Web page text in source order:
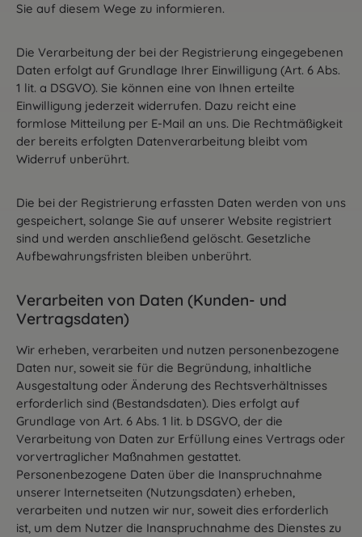
Sie auf diesem Wege zu informieren.
Die Verarbeitung der bei der Registrierung eingegebenen
Daten erfolgt auf Grundlage Ihrer Einwilligung (Art. 6 Abs.
1 lit. a DSGVO). Sie können eine von Ihnen erteilte
Einwilligung jederzeit widerrufen. Dazu reicht eine
formlose Mitteilung per E-Mail an uns. Die Rechtmäßigkeit
der bereits erfolgten Datenverarbeitung bleibt vom
Widerruf unberührt.
Die bei der Registrierung erfassten Daten werden von uns
gespeichert, solange Sie auf unserer Website registriert
sind und werden anschließend gelöscht. Gesetzliche
Aufbewahrungsfristen bleiben unberührt.
Verarbeiten von Daten (Kunden- und
Vertragsdaten)
Wir erheben, verarbeiten und nutzen personenbezogene
Daten nur, soweit sie für die Begründung, inhaltliche
Ausgestaltung oder Änderung des Rechtsverhältnisses
erforderlich sind (Bestandsdaten). Dies erfolgt auf
Grundlage von Art. 6 Abs. 1 lit. b DSGVO, der die
Verarbeitung von Daten zur Erfüllung eines Vertrags oder
vorvertraglicher Maßnahmen gestattet.
Personenbezogene Daten über die Inanspruchnahme
unserer Internetseiten (Nutzungsdaten) erheben,
verarbeiten und nutzen wir nur, soweit dies erforderlich
ist, um dem Nutzer die Inanspruchnahme des Dienstes zu